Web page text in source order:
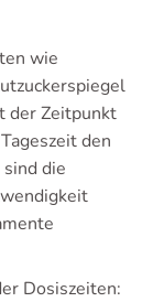
wie
der Zeitpunkt
den
die
Dosiszeiten: